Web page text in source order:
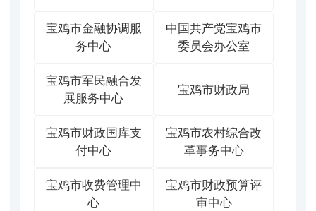
宝鸡市金融协调服
务中心
中国共产党宝鸡市
委员会办公室
宝鸡市军民融合发
展服务中心
宝鸡市财政局
宝鸡市财政国库支
付中心
宝鸡市农村综合改
革事务中心
宝鸡市收费管理中
心
宝鸡市财政预算评
审中心